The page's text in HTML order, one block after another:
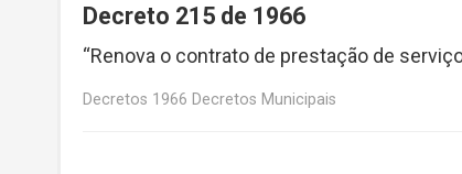
Decreto 215 de 1966
“Renova o contrato de prestação de
Decretos 1966 Decretos Municipais